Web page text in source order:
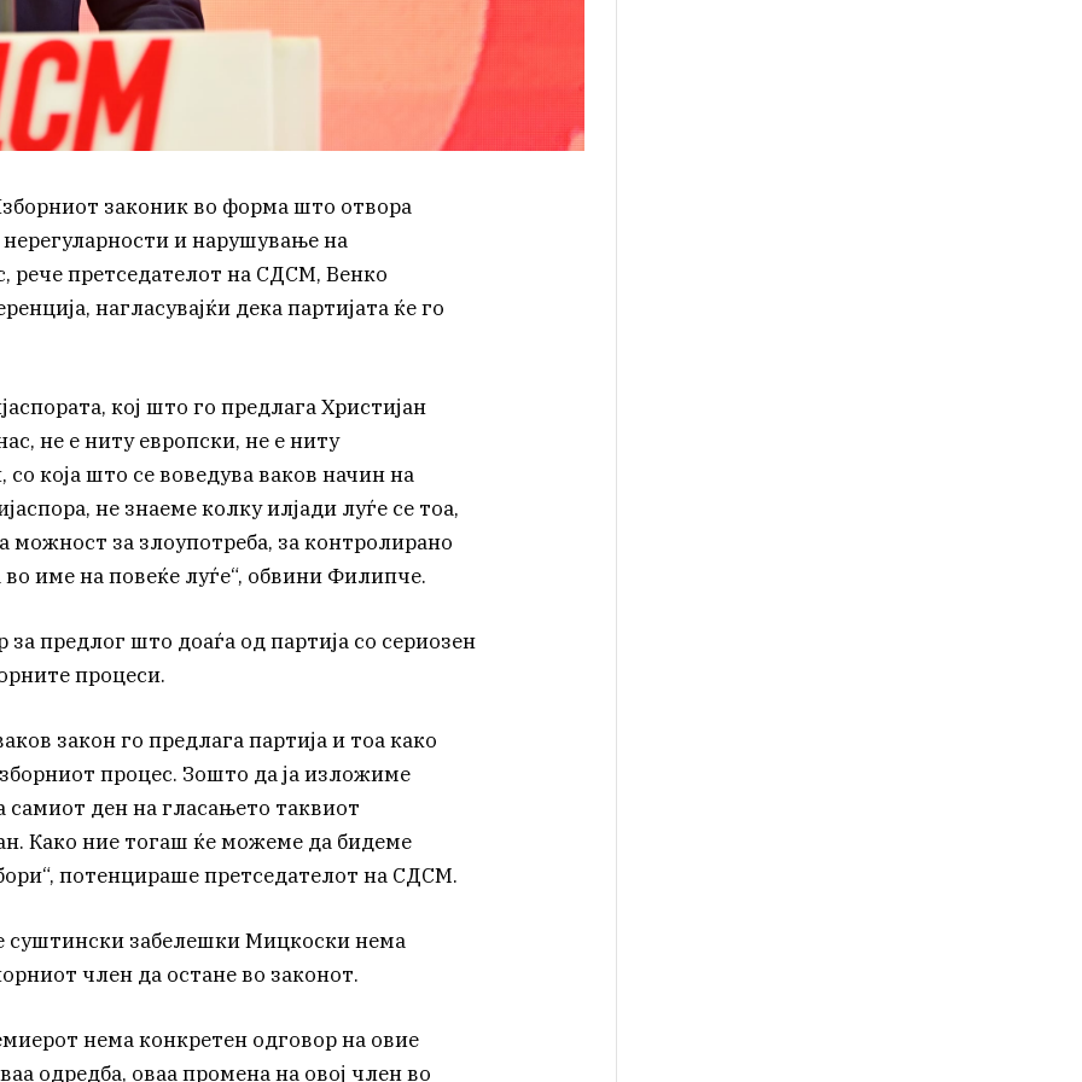
законик во форма што отвора
и нарушување на
рече претседателот на СДСМ, Венко
нагласувајќи дека партијата ќе го
кој што го предлага Христијан
не е ниту европски, не е ниту
која што се воведува ваков начин на
не знаеме колку илјади луѓе се тоа,
можност за злоупотреба, за контролирано
име на повеќе луѓе“, обвини Филипче.
предлог што доаѓа од партија со сериозен
процеси.
закон го предлага партија и тоа како
процес. Зошто да ја изложиме
ден на гласањето таквиот
Како ние тогаш ќе можеме да бидеме
потенцираше претседателот на СДСМ.
суштински забелешки Мицкоски нема
член да остане во законот.
нема конкретен одговор на овие
одредба, оваа промена на овој член во